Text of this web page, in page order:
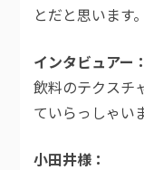
とだと思います。
インタビュアー
飲料のテクスチ
ていらっしゃい
小田井様